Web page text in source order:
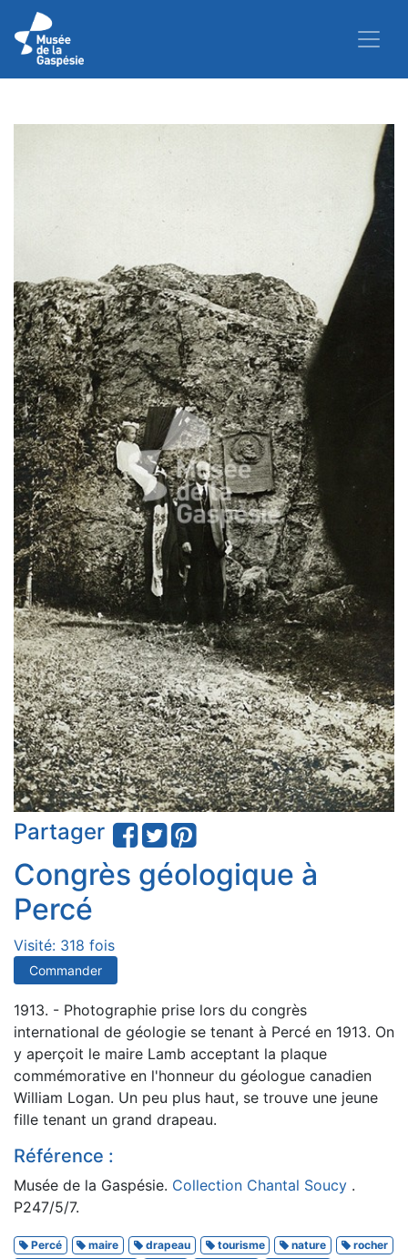
Partager
Congrès géologique à
Percé
Visité: 318 fois
Commander
1913. - Photographie prise lors du congrès
international de géologie se tenant à Percé en 1913. On
y aperçoit le maire Lamb acceptant la plaque
commémorative en l'honneur du géologue canadien
William Logan. Un peu plus haut, se trouve une jeune
fille tenant un grand drapeau.
Référence :
Musée de la Gaspésie. Collection Chantal Soucy .
P247/5/7.
Percé maire drapeau tourisme nature
rocher